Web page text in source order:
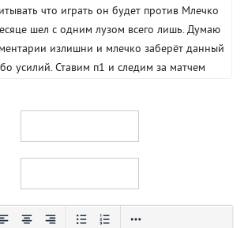
что играть он будет против Млечко
шел с одним лузом всего лишь. Думаю
излишни и млечко заберёт данный
усилий. Ставим п1 и следим за матчем